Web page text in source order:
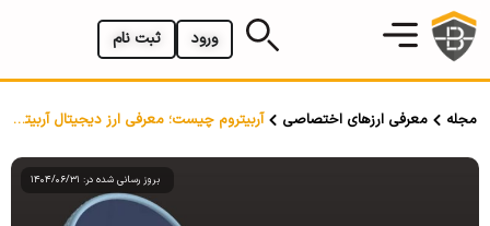
ثبت نام ورود
مجله معرفی ارزهای اختصاصی آربیتروم چیست؛ معرفی ارز دیجیتال آربیتروم (ARB)
بروز رسانی شده در: 1404/06/31